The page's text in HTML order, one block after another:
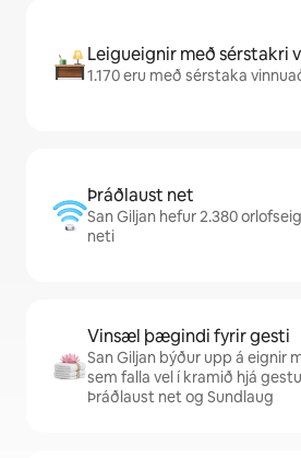
Leigueignir með sérstakri
1.170 eru með sérstaka
Þráðlaust net
San Giljan hefur 2.380
neti
Vinsæl þægindi fyrir gesti
San Giljan býður upp á eignir
sem falla vel í kramið hjá
Þráðlaust net og Sundlaug